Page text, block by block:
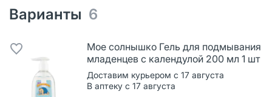
Варианты 6
Мое солнышко Гель для подмывания
младенцев с календулой 200 мл 1 шт
Доставим курьером с 17 августа
В аптеку с 17 августа